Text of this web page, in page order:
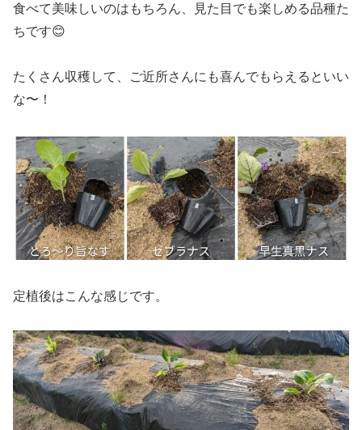
食べて美味しいのはもちろん、見た目でも楽しめる品種た
ちです😊
たくさん収穫して、ご近所さんにも喜んでもらえるといい
な〜！
定植後はこんな感じです。